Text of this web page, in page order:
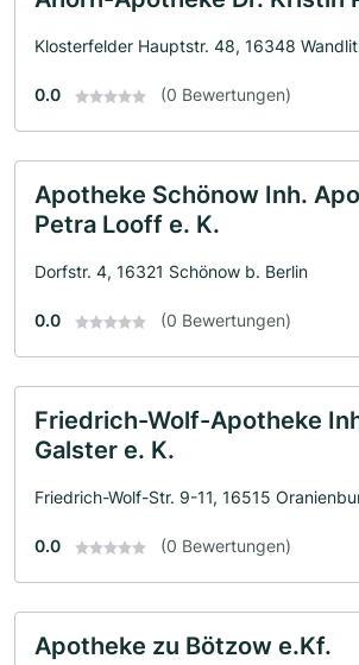
Klosterfelder Hauptstr. 48, 16348
0.0 (0 Bewertungen)
Apotheke Schönow Inh.
Petra Looff e. K.
Dorfstr. 4, 16321 Schönow b. Berlin
0.0 (0 Bewertungen)
Friedrich-Wolf-Apotheke
Galster e. K.
Friedrich-Wolf-Str. 9-11, 16515
0.0 (0 Bewertungen)
Apotheke zu Bötzow e.Kf.